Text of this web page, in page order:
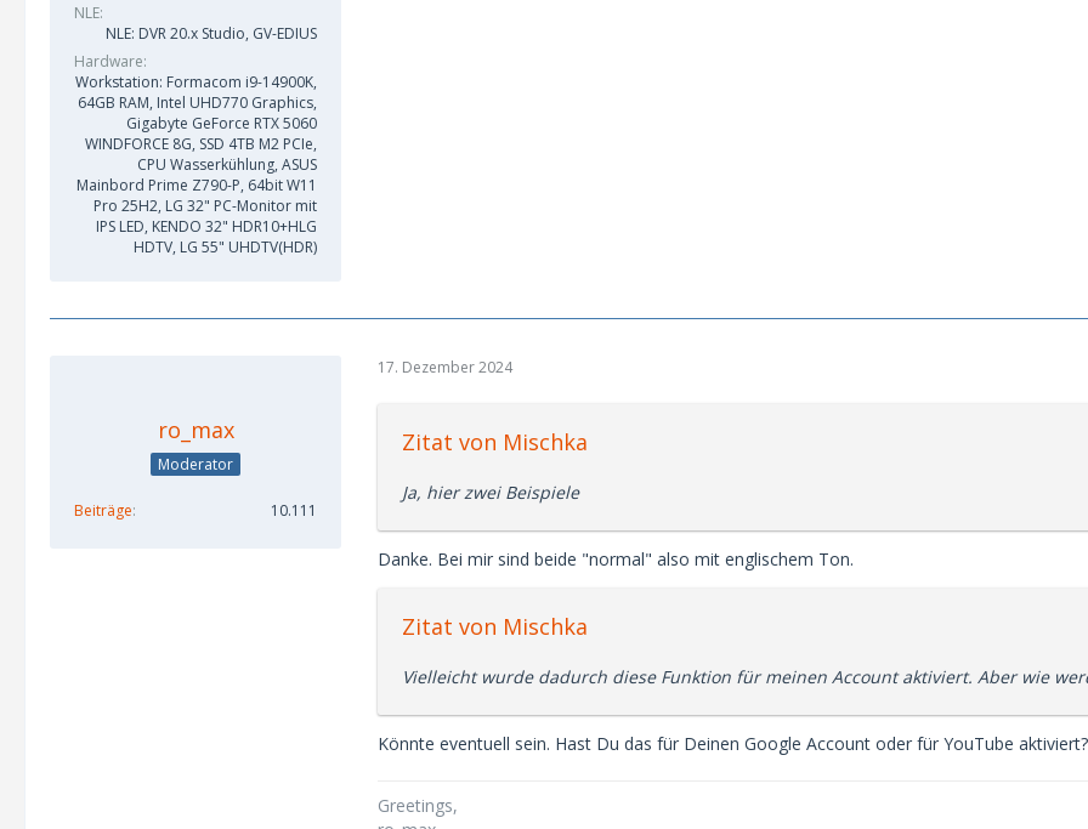
NLE
NLE: DVR 20.x Studio, GV-EDIUS
Hardware
Workstation: Formacom i9-14900K,
64GB RAM, Intel UHD770 Graphics,
Gigabyte GeForce RTX 5060
WINDFORCE 8G, SSD 4TB M2 PCIe,
CPU Wasserkühlung, ASUS
Mainbord Prime Z790-P, 64bit W11
Pro 25H2, LG 32" PC-Monitor mit
IPS LED, KENDO 32" HDR10+HLG
HDTV, LG 55" UHDTV(HDR)
ro_max
Moderator
Beiträge 10.111
17. Dezember 2024
Zitat von Mischka
Ja, hier zwei Beispiele
Danke. Bei mir sind beide "normal" also mit englischem Ton.
Zitat von Mischka
Vielleicht wurde dadurch diese Funktion für meinen Account aktiviert. Aber wie
Könnte eventuell sein. Hast Du das für Deinen Google Account oder für YouTube aktiviert?
Greetings,